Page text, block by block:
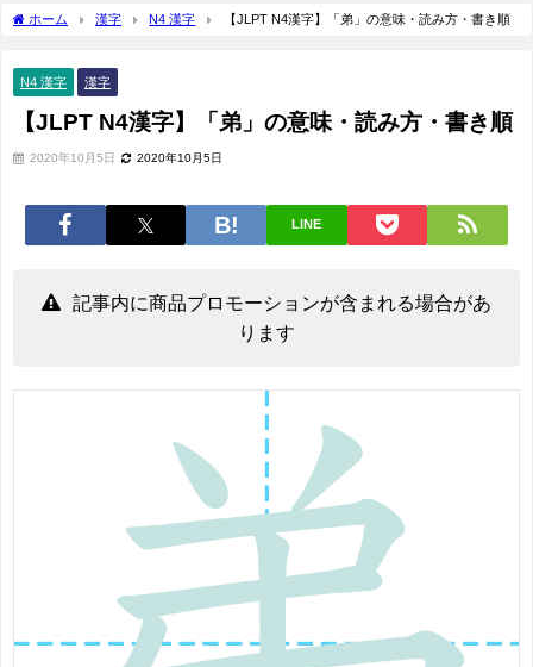
ホーム 漢字 N4 漢字 【JLPT N4漢字】「弟」の意味・読み方・書き順
N4 漢字 漢字
【JLPT N4漢字】「弟」の意味・読み方・書き順
2020年10月5日 2020年10月5日
LINE
記事内に商品プロモーションが含まれる場合があ
ります